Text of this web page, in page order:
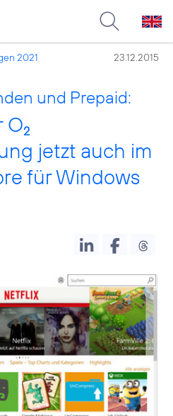
2021 23.12.2015
und Prepaid:
O2
jetzt auch im
für Windows